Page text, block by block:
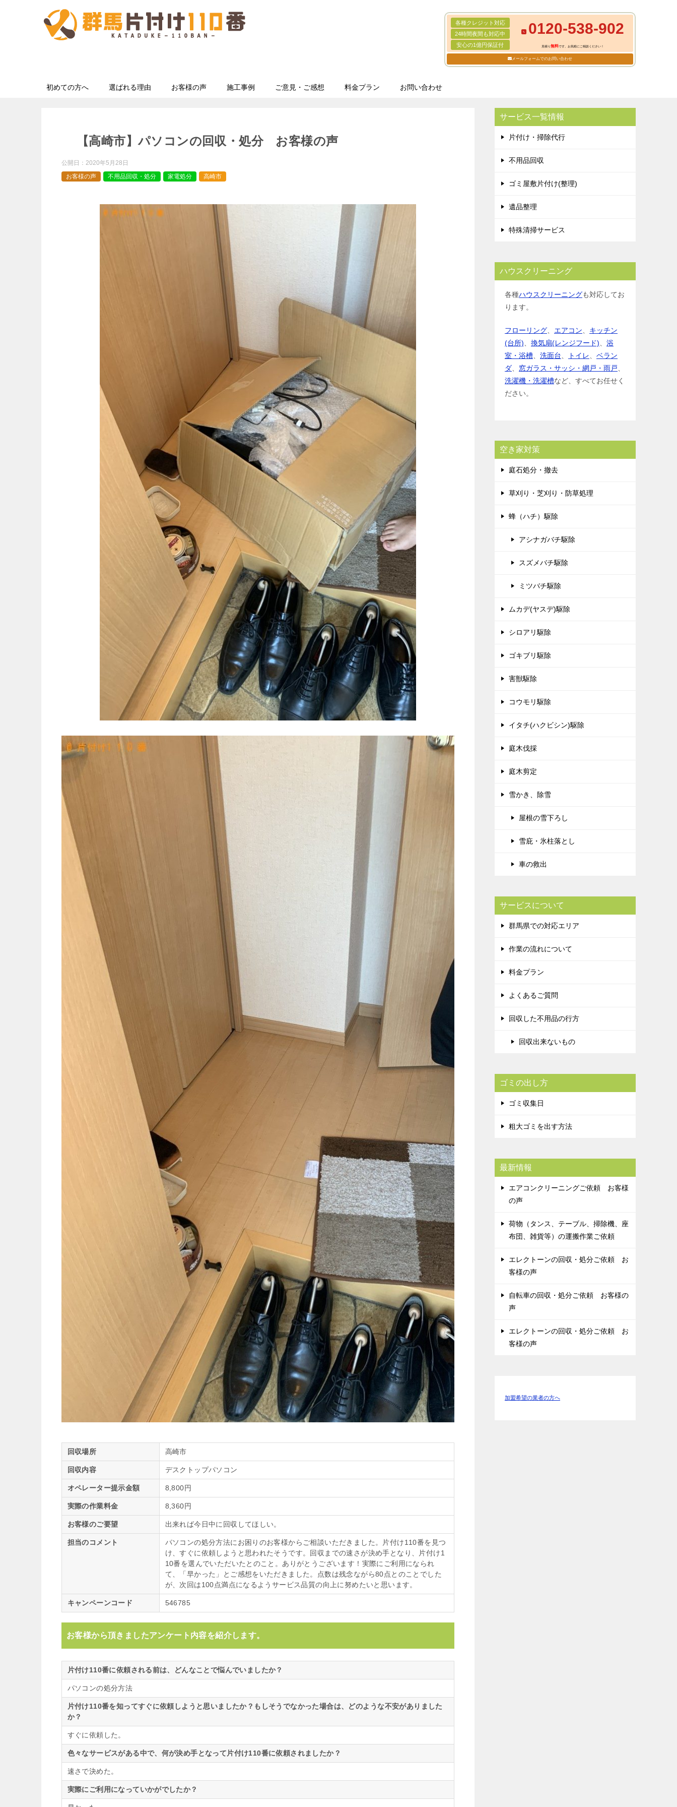
各種クレジット対応
24時間夜間も対応中
安心の1億円保証付
0120-538-902
見積り無料です。お気軽にご相談ください！
メールフォームでのお問い合わせ
初めての方へ 選ばれる理由 お客様の声 施工事例 ご意見・ご感想 料金プラン お問い合わせ
【高崎市】パソコンの回収・処分 お客様の声
公開日： 2020年5月28日
お客様の声
不用品回収・処分 家電処分 高崎市
回収場所 高崎市
回収内容 デスクトップパソコン
オペレーター提示金額 8,800円
実際の作業料金 8,360円
お客様のご要望 出来れば今日中に回収してほしい。
担当のコメント
パソコンの処分方法にお困りのお客様からご相談いただきました。片付け110番を見つ
け、すぐに依頼しようと思われたそうです。回収までの速さが決め手となり、片付け1
10番を選んでいただいたとのこと。ありがとうございます！実際にご利用になられ
て、「早かった」とご感想をいただきました。点数は残念ながら80点とのことでした
が、次回は100点満点になるようサービス品質の向上に努めたいと思います。
キャンペーンコード 546785
お客様から頂きましたアンケート内容を紹介します。
片付け110番に依頼される前は、どんなことで悩んでいましたか？
パソコンの処分方法
片付け110番を知ってすぐに依頼しようと思いましたか？もしそうでなかった場合は、どのような不安がありました
か？
すぐに依頼した。
色々なサービスがある中で、何が決め手となって片付け110番に依頼されましたか？
速さで決めた。
実際にご利用になっていかがでしたか？
サービス一覧情報
片付け・掃除代行
不用品回収
ゴミ屋敷片付け(整理)
遺品整理
特殊清掃サービス
ハウスクリーニング
各種ハウスクリーニングも対応してお
ります。
フローリング エアコン
キッチン
(台所)
換気扇(レンジフード)
浴
室・浴槽
洗面台 トイレ
ベラン
ダ
窓ガラス・サッシ・網戸・雨戸
洗濯機・洗濯槽など、すべてお任せく
ださい。
空き家対策
庭石処分・撤去
草刈り・芝刈り・防草処理
蜂（ハチ）駆除
アシナガバチ駆除
スズメバチ駆除
ミツバチ駆除
ムカデ(ヤスデ)駆除
シロアリ駆除
ゴキブリ駆除
害獣駆除
コウモリ駆除
イタチ(ハクビシン)駆除
庭木伐採
庭木剪定
雪かき、除雪
屋根の雪下ろし
雪庇・氷柱落とし
車の救出
サービスについて
群馬県での対応エリア
作業の流れについて
料金プラン
よくあるご質問
回収した不用品の行方
回収出来ないもの
ゴミの出し方
ゴミ収集日
粗大ゴミを出す方法
最新情報
エアコンクリーニングご依頼 お客様
の声
荷物（タンス、テーブル、掃除機、座
布団、雑貨等）の運搬作業ご依頼
エレクトーンの回収・処分ご依頼 お
客様の声
自転車の回収・処分ご依頼 お客様の
声
エレクトーンの回収・処分ご依頼 お
客様の声
加盟希望の業者の方へ